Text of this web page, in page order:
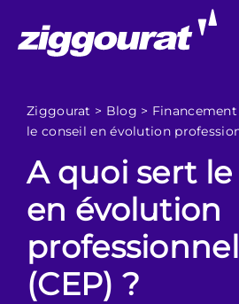
Ziggourat > Blog >
le conseil en évolution
A quoi sert
en évolution
(CEP) ?